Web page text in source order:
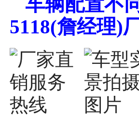
5118(詹经理)